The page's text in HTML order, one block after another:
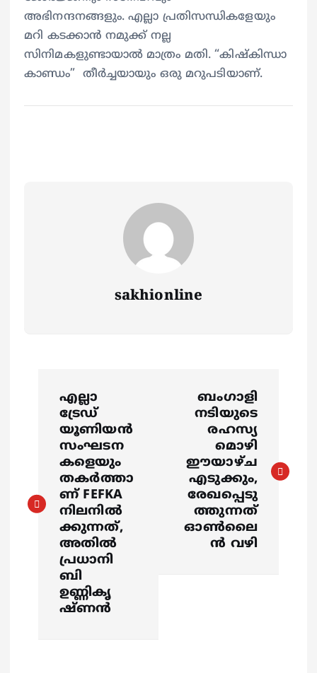
അഭിനന്ദനങ്ങളും. എല്ലാ പ്രതിസന്ധികളേയും
മറി കടക്കാൻ നമുക്ക് നല്ല
സിനിമകളുണ്ടായാൽ മാത്രം മതി. “കിഷ്കിന്ധാ
കാണ്ഡം” തീർച്ചയായും ഒരു മറുപടിയാണ്.
sakhionline
t
n
എല്ലാ
ട്രേഡ്
യൂണിയൻ
സംഘടന
കളെയും
തകർത്താ
ണ് FEFKA
നിലനിൽ
ക്കുന്നത്,
അതിൽ
പ്രധാനി
ബി
ഉണ്ണികൃ
ഷ്ണൻ
ബംഗാളി
നടിയുടെ
രഹസ്യ
മൊഴി
ഈയാഴ്ച
എടുക്കും,
രേഖപ്പെടു
ത്തുന്നത്
ഓൺലൈ
ൻ വഴി